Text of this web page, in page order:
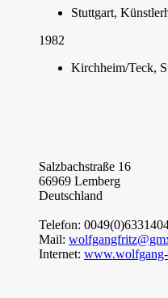
Stuttgart,
1982
Kirchheim/Teck,
Salzbachstraße 16
66969 Lemberg
Deutschland
Telefon:
Mail:
Internet: